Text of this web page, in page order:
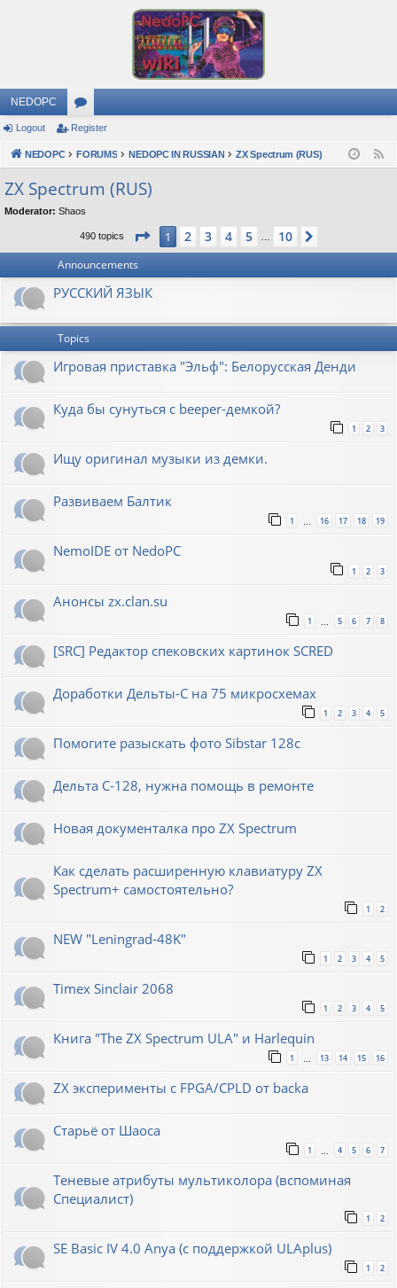
NEDOPC
or
u
s
Logout Register
NEDOPC FORUMS NEDOPC IN RUSSIAN ZX Spectrum (RUS)
ZX Spectrum (RUS)
Moderator: Shaos
490 topics Page 1of10
1 2 3 4 5 10
Announcements
РУССКИЙ ЯЗЫК
Topics
Игровая приставка "Эльф": Белорусская Денди
Куда бы сунуться с beeper-демкой?
1 2 3
Ищу оригинал музыки из демки.
Развиваем Балтик
1 … 16 17 18 19
NemoIDE от NedoPC
1 2 3
Анонсы zx.clan.su
1 5 6 7 8
[SRC] Редактор спековских картинок SCRED
Доработки Дельты-С на 75 микросхемах
1 2 3 4 5
Помогите разыскать фото Sibstar 128с
Дельта С-128, нужна помощь в ремонте
Новая документалка про ZX Spectrum
Как сделать расширенную клавиатуру ZX
Spectrum+ самостоятельно?
1 2
NEW "Leningrad-48K"
1 2 3 4 5
Timex Sinclair 2068
1 2 3 4 5
Книга "The ZX Spectrum ULA" и Harlequin
1 … 13 14 15 16
ZX эксперименты с FPGA/CPLD от backa
Старьё от Шаоса
1 … 4 5 6 7
Теневые атрибуты мультиколора (вспоминая
Специалист)
1 2
SE Basic IV 4.0 Anya (с поддержкой ULAplus)
1 2